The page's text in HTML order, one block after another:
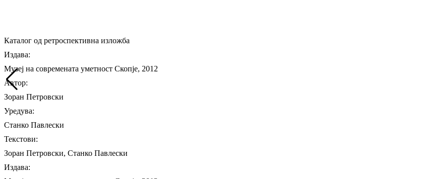
Каталог од ретроспективна изложба
Издава:
Музеј на современата уметност Скопје, 2012
Автор:
Зоран Петровски
Уредува:
Станко Павлески
Текстови:
Зоран Петровски, Станко Павлески
Издава: